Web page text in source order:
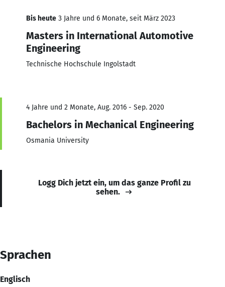
Bis heute 3 Jahre und 6 Monate, seit März 2023
Masters in International Automotive
Engineering
Technische Hochschule Ingolstadt
4 Jahre und 2 Monate, Aug. 2016 - Sep. 2020
Bachelors in Mechanical Engineering
Osmania University
Logg Dich jetzt ein, um das ganze Profil zu
sehen.
Sprachen
Englisch